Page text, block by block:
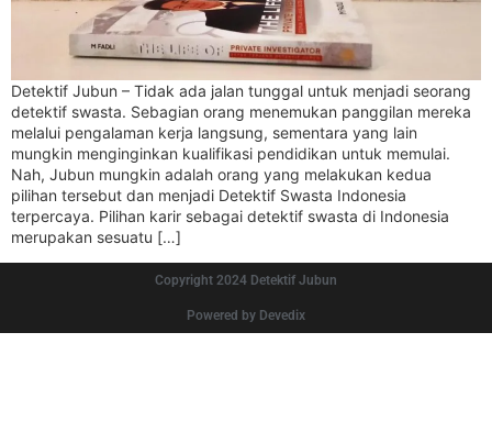
Detektif Jubun – Tidak ada jalan tunggal untuk menjadi seorang
detektif swasta. Sebagian orang menemukan panggilan mereka
melalui pengalaman kerja langsung, sementara yang lain
mungkin menginginkan kualifikasi pendidikan untuk memulai.
Nah, Jubun mungkin adalah orang yang melakukan kedua
pilihan tersebut dan menjadi Detektif Swasta Indonesia
terpercaya. Pilihan karir sebagai detektif swasta di Indonesia
merupakan sesuatu […]
Copyright 2024 Detektif Jubun
Powered by Devedix